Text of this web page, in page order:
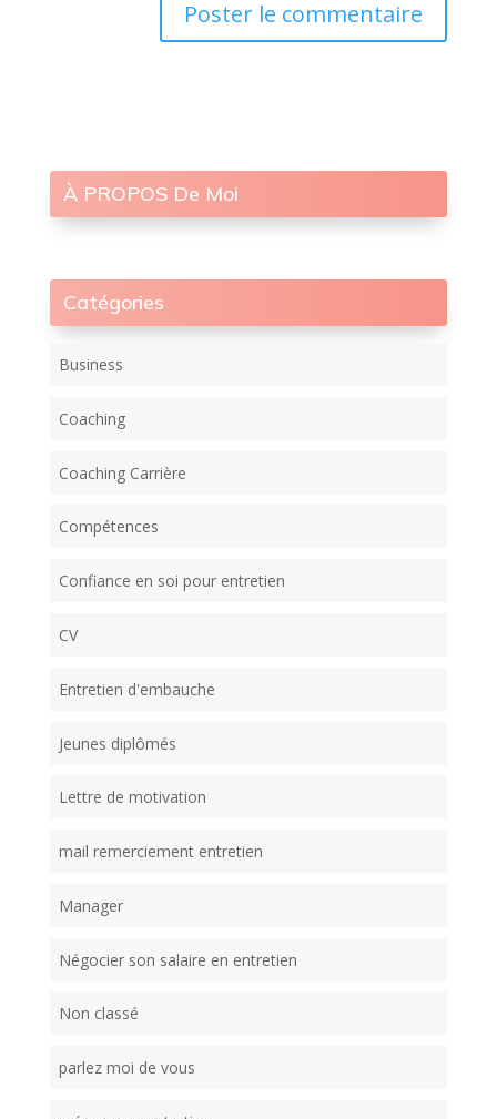
À PROPOS De Moi
Catégories
Business
Coaching
Coaching Carrière
Compétences
Confiance en soi pour entretien
CV
Entretien d'embauche
Jeunes diplômés
Lettre de motivation
mail remerciement entretien
Manager
Négocier son salaire en entretien
Non classé
parlez moi de vous